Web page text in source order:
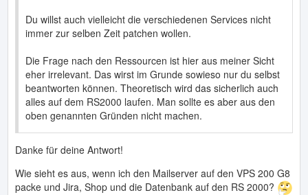
Du willst auch vielleicht die verschiedenen Services nicht
immer zur selben Zeit patchen wollen.
Die Frage nach den Ressourcen ist hier aus meiner Sicht
eher irrelevant. Das wirst im Grunde sowieso nur du selbst
beantworten können. Theoretisch wird das sicherlich auch
alles auf dem RS2000 laufen. Man sollte es aber aus den
oben genannten Gründen nicht machen.
Danke für deine Antwort!
Wie sieht es aus, wenn ich den Mailserver auf den VPS 200 G8
packe und Jira, Shop und die Datenbank auf den RS 2000?